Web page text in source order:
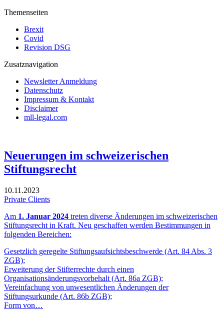
Themenseiten
Brexit
Covid
Revision DSG
Zusatznavigation
Newsletter Anmeldung
Datenschutz
Impressum & Kontakt
Disclaimer
mll-legal.com
Neuerungen im schweizerischen
Stiftungsrecht
10.11.2023
Private Clients
Am 1. Januar 2024 treten diverse Änderungen im schweizerischen
Stiftungsrecht in Kraft. Neu geschaffen werden Bestimmungen in
folgenden Bereichen:
Gesetzlich geregelte Stiftungsaufsichtsbeschwerde (Art. 84 Abs. 3
ZGB);
Erweiterung der Stifterrechte durch einen
Organisationsänderungsvorbehalt (Art. 86a ZGB);
Vereinfachung von unwesentlichen Änderungen der
Stiftungsurkunde (Art. 86b ZGB);
Form von…